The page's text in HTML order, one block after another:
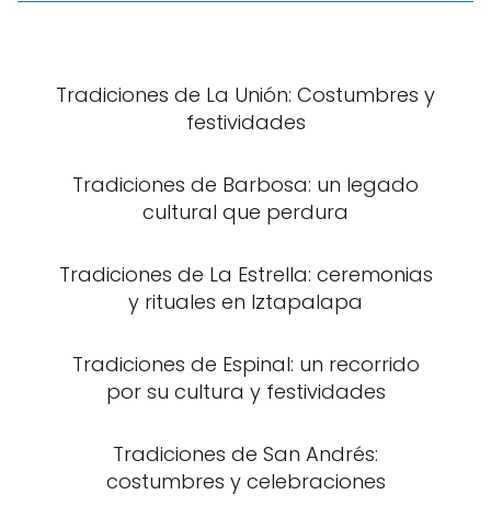
Tradiciones de La Unión: Costumbres y
festividades
Tradiciones de Barbosa: un legado
cultural que perdura
Tradiciones de La Estrella: ceremonias
y rituales en Iztapalapa
Tradiciones de Espinal: un recorrido
por su cultura y festividades
Tradiciones de San Andrés:
costumbres y celebraciones